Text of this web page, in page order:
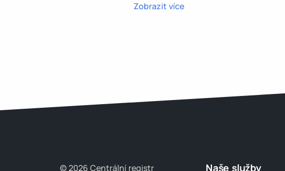
Zobrazit více
© 2026 Centrální registr Naše služby